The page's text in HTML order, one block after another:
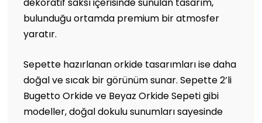
bulunduğu ortamda premium bir atmosfer
yaratır.
Sepette hazırlanan orkide tasarımları ise daha
doğal ve sıcak bir görünüm sunar. Sepette 2’li
Bugetto Orkide ve Beyaz Orkide Sepeti gibi
modeller, doğal dokulu sunumları sayesinde